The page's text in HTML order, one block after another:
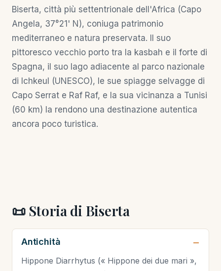
Biserta, città più settentrionale dell'Africa (Capo
Angela, 37°21' N), coniuga patrimonio
mediterraneo e natura preservata. Il suo
pittoresco vecchio porto tra la kasbah e il forte di
Spagna, il suo lago adiacente al parco nazionale
di Ichkeul (UNESCO), le sue spiagge selvagge di
Capo Serrat e Raf Raf, e la sua vicinanza a Tunisi
(60 km) la rendono una destinazione autentica
ancora poco turistica.
📜 Storia di Biserta
Antichità
Hippone Diarrhytus (« Hippone dei due mari »,